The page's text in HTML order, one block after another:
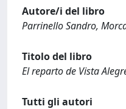
Autore/i del libro
Parrinello Sandro,
Titolo del libro
El reparto de Vista
Tutti gli autori